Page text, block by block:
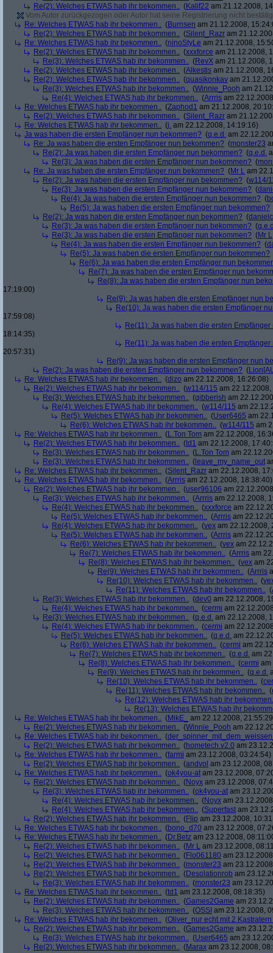
Re(2): Welches ETWAS hab ihr bekommen.. (Kalif22 am 21.12.2008,
Vom Autor zurückgezogen oder Autor hat seine Registrierung nicht
Re: Welches ETWAS hab ihr bekommen.. (Burnsen am 21.12.2008,
Re(2): Welches ETWAS hab ihr bekommen.. (Silent_Razr am
Re: Welches ETWAS hab ihr bekommen.. (ninoStyLe am 21.12.2008,
Re(2): Welches ETWAS hab ihr bekommen.. (xxxforce am 21.12.2008,
Re(3): Welches ETWAS hab ihr bekommen.. (RevX am 21.12.2008,
Re(2): Welches ETWAS hab ihr bekommen.. (Alkestis am 21.12.2008,
Re(2): Welches ETWAS hab ihr bekommen.. (quasikonkav am
Re(3): Welches ETWAS hab ihr bekommen.. (Winnie_Pooh am
Re(4): Welches ETWAS hab ihr bekommen.. (Arrris am
Re: Welches ETWAS hab ihr bekommen.. (Zaphod1 am 21.12.2008,
Re(2): Welches ETWAS hab ihr bekommen.. (Silent_Razr am
Re: Welches ETWAS hab ihr bekommen.. (j. am 22.12.2008, 14:19:16)
Ja was haben die ersten Empfänger nun bekommen? (q.e.d. am
Re: Ja was haben die ersten Empfänger nun bekommen? (monster23
Re(2): Ja was haben die ersten Empfänger nun bekommen? (q.e.d.
Re(3): Ja was haben die ersten Empfänger nun bekommen? (
Re: Ja was haben die ersten Empfänger nun bekommen? (Mr L am
Re(2): Ja was haben die ersten Empfänger nun bekommen? (w114/
Re(3): Ja was haben die ersten Empfänger nun bekommen? (
Re(4): Ja was haben die ersten Empfänger nun bekommen? (
Re(5): Ja was haben die ersten Empfänger nun bekommen?
Re(2): Ja was haben die ersten Empfänger nun bekommen? (
Re(3): Ja was haben die ersten Empfänger nun bekommen? (
Re(3): Ja was haben die ersten Empfänger nun bekommen? (Mr L
Re(4): Ja was haben die ersten Empfänger nun bekommen? (
Re(5): Ja was haben die ersten Empfänger nun bekommen?
Re(6): Ja was haben die ersten Empfänger nun
Re(7): Ja was haben die ersten Empfänger nun
Re(8): Ja was haben die ersten Empfänger nun
17:19:00)
Re(9): Ja was haben die ersten Empfänger nun
Re(10): Ja was haben die ersten Empfänger
17:59:08)
Re(11): Ja was haben die ersten
18:14:35)
Re(11): Ja was haben die ersten
20:57:31)
Re(9): Ja was haben die ersten Empfänger nun
Re(2): Ja was haben die ersten Empfänger nun bekommen? (
Re: Welches ETWAS hab ihr bekommen.. (dizo am 22.12.2008, 16:26:08)
Re(2): Welches ETWAS hab ihr bekommen.. (w114/115 am
Re(3): Welches ETWAS hab ihr bekommen.. (gibberish am
Re(4): Welches ETWAS hab ihr bekommen.. (w114/115 am
Re(5): Welches ETWAS hab ihr bekommen.. (User6465 am
Re(6): Welches ETWAS hab ihr bekommen.. (w114/115 am
Re: Welches ETWAS hab ihr bekommen.. (L.Ton Tom am 22.12.2008,
Re(2): Welches ETWAS hab ihr bekommen.. (td1 am 22.12.2008,
Re(3): Welches ETWAS hab ihr bekommen.. (L.Ton Tom am
Re(3): Welches ETWAS hab ihr bekommen.. ( leave_my_name_out
Re: Welches ETWAS hab ihr bekommen.. (Silent_Razr am 22.12.2008,
Re: Welches ETWAS hab ihr bekommen.. (Arrris am 22.12.2008, 18:38:40)
Re(2): Welches ETWAS hab ihr bekommen.. (user96106 am
Re(3): Welches ETWAS hab ihr bekommen.. (Arrris am 22.12.2008,
Re(4): Welches ETWAS hab ihr bekommen.. (xxxforce am
Re(5): Welches ETWAS hab ihr bekommen.. (Arrris am
Re(4): Welches ETWAS hab ihr bekommen.. (vex am 22.12.2008,
Re(5): Welches ETWAS hab ihr bekommen.. (Arrris am
Re(6): Welches ETWAS hab ihr bekommen.. (vex am
Re(7): Welches ETWAS hab ihr bekommen.. (Arrris am
Re(8): Welches ETWAS hab ihr bekommen.. (vex am
Re(9): Welches ETWAS hab ihr bekommen.. (Arrris
Re(10): Welches ETWAS hab ihr bekommen.. (
Re(11): Welches ETWAS hab ihr bekommen.. (
Re(3): Welches ETWAS hab ihr bekommen.. (dev0 am 22.12.2008,
Re(4): Welches ETWAS hab ihr bekommen.. (cermi am
Re(3): Welches ETWAS hab ihr bekommen.. (q.e.d. am 22.12.2008,
Re(4): Welches ETWAS hab ihr bekommen.. (cermi am
Re(5): Welches ETWAS hab ihr bekommen.. (q.e.d. am
Re(6): Welches ETWAS hab ihr bekommen.. (cermi am
Re(7): Welches ETWAS hab ihr bekommen.. (q.e.d. am
Re(8): Welches ETWAS hab ihr bekommen.. (cermi am
Re(9): Welches ETWAS hab ihr bekommen.. (q.e.d.
Re(10): Welches ETWAS hab ihr bekommen.. (
Re(11): Welches ETWAS hab ihr bekommen.. (
Re(12): Welches ETWAS hab ihr
Re(13): Welches ETWAS hab ihr
Re: Welches ETWAS hab ihr bekommen.. (MikE_
am 22.12.2008,
Re(2): Welches ETWAS hab ihr bekommen.. (Winnie_Pooh am
Re: Welches ETWAS hab ihr bekommen.. (
Re(2): Welches ETWAS hab ihr bekommen.. (hometech.v2.0 am
Re: Welches ETWAS hab ihr bekommen.. (farmi am 23.12.2008, 03:24:54)
Re(2): Welches ETWAS hab ihr bekommen.. (andvol am 23.12.2008,
Re: Welches ETWAS hab ihr bekommen.. (ok4you-at am 23.12.2008,
Re(2): Welches ETWAS hab ihr bekommen.. (Noyx am 23.12.2008,
Re(3): Welches ETWAS hab ihr bekommen.. (ok4you-at am
Re(4): Welches ETWAS hab ihr bekommen.. (Noyx am
Re(4): Welches ETWAS hab ihr bekommen.. (Superfast am
Re(2): Welches ETWAS hab ihr bekommen.. (Flip am 23.12.2008,
Re: Welches ETWAS hab ihr bekommen.. (bono_d70 am 23.12.2008,
Re: Welches ETWAS hab ihr bekommen.. (Dr.Betz am 23.12.2008,
Re(2): Welches ETWAS hab ihr bekommen.. (Mr L am 23.12.2008,
Re(2): Welches ETWAS hab ihr bekommen.. (Flo061180 am
Re(2): Welches ETWAS hab ihr bekommen.. (monster23 am
Re(2): Welches ETWAS hab ihr bekommen.. (Desolationrob am
Re(3): Welches ETWAS hab ihr bekommen.. (monster23 am
Re: Welches ETWAS hab ihr bekommen.. (td1 am 23.12.2008, 08:18:35)
Re(2): Welches ETWAS hab ihr bekommen.. (Games2Game am
Re(3): Welches ETWAS hab ihr bekommen.. (OSSI am 23.12.2008,
Re: Welches ETWAS hab ihr bekommen.. (Oliver_nur echt mit 2
Re(2): Welches ETWAS hab ihr bekommen.. (Games2Game am
Re(3): Welches ETWAS hab ihr bekommen.. (User6465 am
Re(2): Welches ETWAS hab ihr bekommen.. (Marax am 23.12.2008,